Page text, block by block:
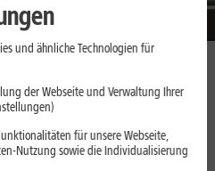
und ähnliche Technologien für
der Webseite und Verwaltung Ihrer
für unsere Webseite,
Nutzung sowie die Individualisierung